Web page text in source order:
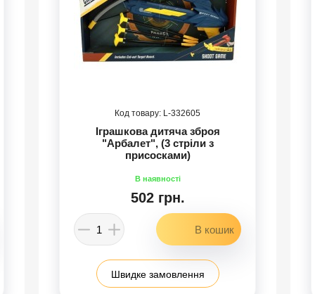
332605
Іграшкова дитяча зброя
"Арбалет", (3 стріли з
присосками)
502 грн.
Швидке замовлення